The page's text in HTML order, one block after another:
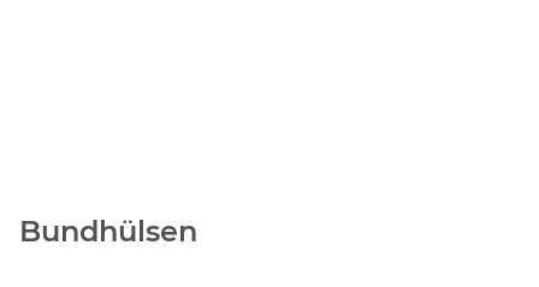
Bundhülsen